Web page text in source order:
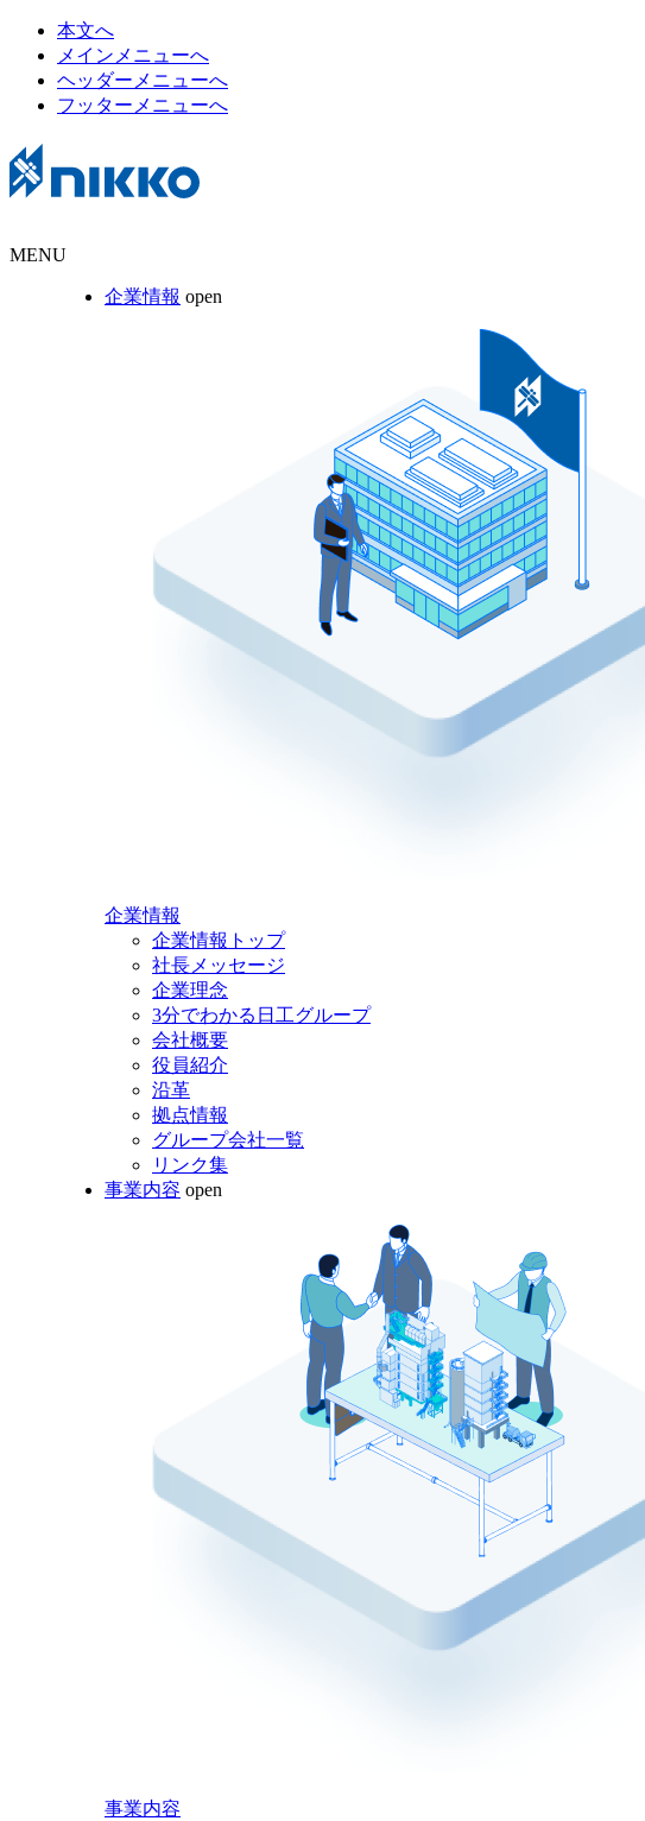
本文へ
メインメニューへ
ヘッダーメニューへ
フッターメニューへ
MENU
企業情報 open
企業情報
企業情報トップ
社長メッセージ
企業理念
3分でわかる日工グループ
会社概要
役員紹介
沿革
拠点情報
グループ会社一覧
リンク集
事業内容 open
事業内容